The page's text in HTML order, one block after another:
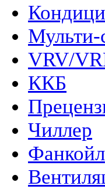
Мульти-
VRV/
ККБ
Чиллер
Фанкойл